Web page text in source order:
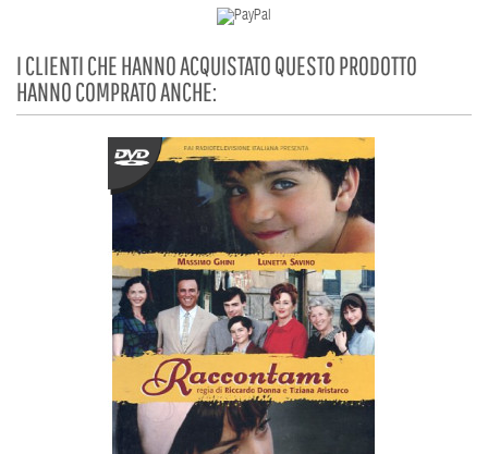
I CLIENTI CHE HANNO ACQUISTATO QUESTO PRODOTTO
HANNO COMPRATO ANCHE: